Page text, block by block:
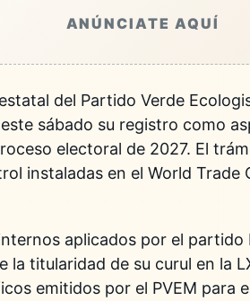
ANÚNCIATE AQUÍ
del Partido Verde
sábado su registro como
electoral de 2027. El
instaladas en el World Trade
aplicados por el
la titularidad de su curul en la
emitidos por el PVEM para